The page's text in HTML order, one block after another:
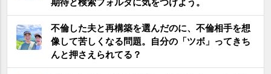
不倫した夫と再構築を選んだのに、不倫相手を想
像して苦しくなる問題。自分の「ツボ」ってきち
んと押さえられてる？